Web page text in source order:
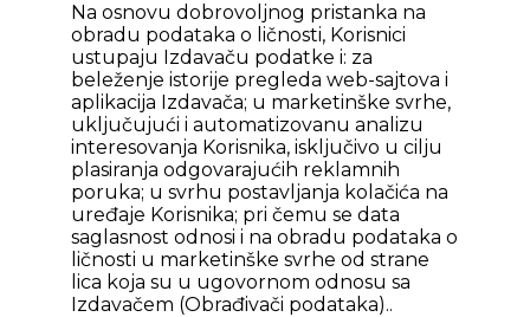
Na osnovu dobrovoljnog pristanka na
obradu podataka o ličnosti, Korisnici
ustupaju Izdavaču podatke i: za
beleženje istorije pregleda web-sajtova i
aplikacija Izdavača; u marketinške svrhe,
uključujući i automatizovanu analizu
interesovanja Korisnika, isključivo u cilju
plasiranja odgovarajućih reklamnih
poruka; u svrhu postavljanja kolačića na
uređaje Korisnika; pri čemu se data
saglasnost odnosi i na obradu podataka o
ličnosti u marketinške svrhe od strane
lica koja su u ugovornom odnosu sa
Izdavačem (Obrađivači podataka)..